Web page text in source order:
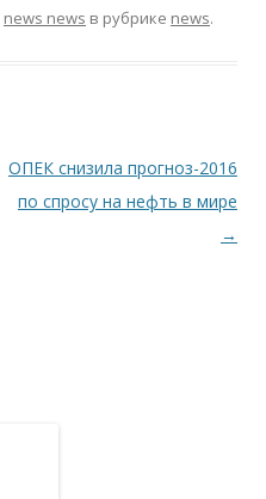
news news в рубрике news.
ОПЕК снизила прогноз-2016
по спросу на нефть в мире
→